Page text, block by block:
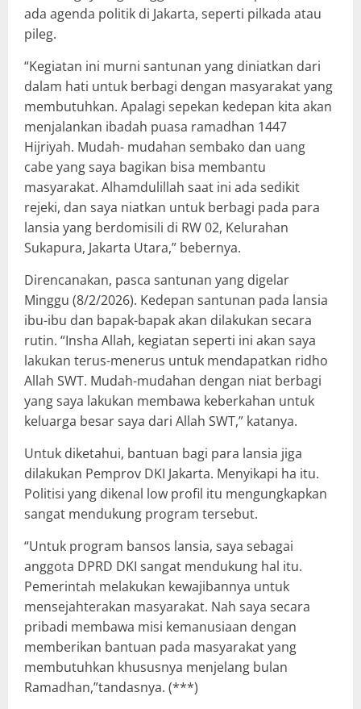
ada agenda politik di Jakarta, seperti pilkada atau
pileg.
“Kegiatan ini murni santunan yang diniatkan dari
dalam hati untuk berbagi dengan masyarakat yang
membutuhkan. Apalagi sepekan kedepan kita akan
menjalankan ibadah puasa ramadhan 1447
Hijriyah. Mudah- mudahan sembako dan uang
cabe yang saya bagikan bisa membantu
masyarakat. Alhamdulillah saat ini ada sedikit
rejeki, dan saya niatkan untuk berbagi pada para
lansia yang berdomisili di RW 02, Kelurahan
Sukapura, Jakarta Utara,” bebernya.
Direncanakan, pasca santunan yang digelar
Minggu (8/2/2026). Kedepan santunan pada lansia
ibu-ibu dan bapak-bapak akan dilakukan secara
rutin. “Insha Allah, kegiatan seperti ini akan saya
lakukan terus-menerus untuk mendapatkan ridho
Allah SWT. Mudah-mudahan dengan niat berbagi
yang saya lakukan membawa keberkahan untuk
keluarga besar saya dari Allah SWT,” katanya.
Untuk diketahui, bantuan bagi para lansia jiga
dilakukan Pemprov DKI Jakarta. Menyikapi ha itu.
Politisi yang dikenal low profil itu mengungkapkan
sangat mendukung program tersebut.
“Untuk program bansos lansia, saya sebagai
anggota DPRD DKI sangat mendukung hal itu.
Pemerintah melakukan kewajibannya untuk
mensejahterakan masyarakat. Nah saya secara
pribadi membawa misi kemanusiaan dengan
memberikan bantuan pada masyarakat yang
membutuhkan khususnya menjelang bulan
Ramadhan,”tandasnya. (***)